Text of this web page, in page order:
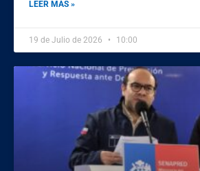
LEER MÁS »
19 de Julio de 2026 10:00